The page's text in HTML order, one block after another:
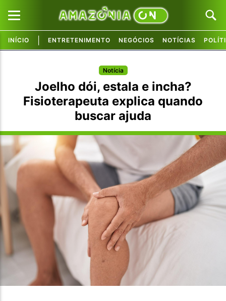
INÍCIO ENTRETENIMENTO NEGÓCIOS NOTÍCIAS
Notícia
Joelho dói, estala e incha?
Fisioterapeuta explica quando
buscar ajuda